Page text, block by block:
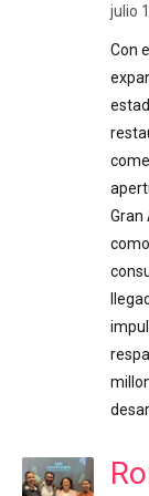
julio
Con
Gran